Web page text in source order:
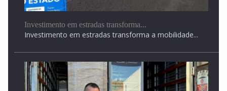
Investimento em estradas transforma...
Investimento em estradas transforma a mobilidade...